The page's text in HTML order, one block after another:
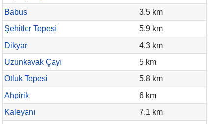
Babus
3.5 km
Şehitler Tepesi
5.9 km
Dikyar
4.3 km
Uzunkavak Çayı
5 km
Otluk Tepesi
5.8 km
Ahpirik
6 km
Kaleyanı
7.1 km